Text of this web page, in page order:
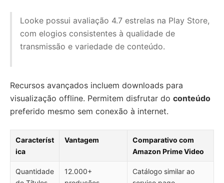
Looke possui avaliação 4.7 estrelas na Play Store,
com elogios consistentes à qualidade de
transmissão e variedade de conteúdo.
Recursos avançados incluem downloads para
visualização offline. Permitem disfrutar do conteúdo
preferido mesmo sem conexão à internet.
Característ
ica
Vantagem
Comparativo com
Amazon Prime Video
Quantidade
12.000+
Catálogo similar ao